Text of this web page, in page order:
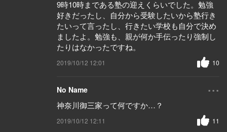
9時10時まである塾の迎えくらいでした。勉強
好きだったし、自分から受験したいから塾行き
たいって言ったし、行きたい学校も自分で決め
ましたよ。勉強も、親が何か手伝ったり強制し
たりはなかったですね。
2019/10/12 12:01 10
No Name ...
神奈川御三家って何ですか…？
2019/10/12 12:11 11